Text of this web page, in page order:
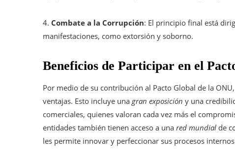
4. Combate a la Corrupción: El principio final está
manifestaciones, como extorsión y soborno.
Beneficios de Participar en el
Por medio de su contribución al Pacto Global de la
ventajas. Esto incluye una gran exposición y una
comerciales, quienes valoran cada vez más el
entidades también tienen acceso a una red mundial de
les permite innovar y perfeccionar sus procesos